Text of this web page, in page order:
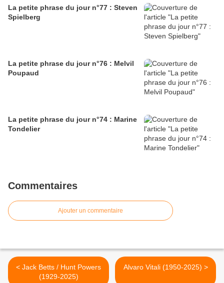
La petite phrase du jour n°77 : Steven
Spielberg
La petite phrase du jour n°76 : Melvil
Poupaud
La petite phrase du jour n°74 : Marine
Tondelier
Commentaires
Ajouter un commentaire
< Jack Betts / Hunt Powers
(1929-2025)
Alvaro Vitali (1950-2025) >